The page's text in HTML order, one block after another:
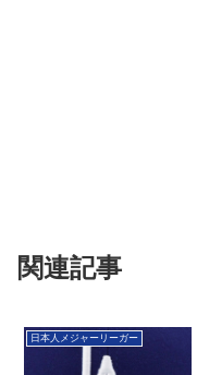
関連記事
日本人メジャーリーガー